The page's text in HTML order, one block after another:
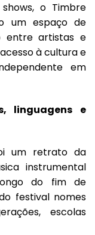
o Timbre
um espaço de
entre artistas e
à cultura e
em
linguagens e
um retrato da
instrumental
do fim de
festival nomes
escolas